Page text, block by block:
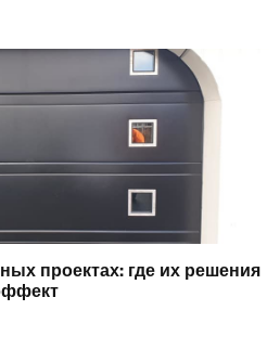
проектах: где их решения